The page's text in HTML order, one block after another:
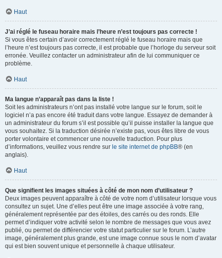
Haut
J’ai réglé le fuseau horaire mais l’heure n’est toujours pas correcte !
Si vous êtes certain d’avoir correctement réglé le fuseau horaire mais que
l’heure n’est toujours pas correcte, il est probable que l’horloge du serveur soit
erronée. Veuillez contacter un administrateur afin de lui communiquer ce
problème.
Haut
Ma langue n’apparaît pas dans la liste !
Soit les administrateurs n’ont pas installé votre langue sur le forum, soit le
logiciel n’a pas encore été traduit dans votre langue. Essayez de demander à
un administrateur du forum s’il est possible qu’il puisse installer la langue que
vous souhaitez. Si la traduction désirée n’existe pas, vous êtes libre de vous
porter volontaire et commencer une nouvelle traduction. Pour plus
d’informations, veuillez vous rendre sur le site internet de phpBB® (en
anglais).
Haut
Que signifient les images situées à côté de mon nom d’utilisateur ?
Deux images peuvent apparaître à côté de votre nom d’utilisateur lorsque vous
consultez un sujet. Une d’elles peut être une image associée à votre rang,
généralement représentée par des étoiles, des carrés ou des ronds. Elle
permet d’indiquer votre activité selon le nombre de messages que vous avez
publié, ou permet de différencier votre statut particulier sur le forum. L’autre
image, généralement plus grande, est une image connue sous le nom d’avatar
qui est bien souvent unique et personnelle à chaque utilisateur.